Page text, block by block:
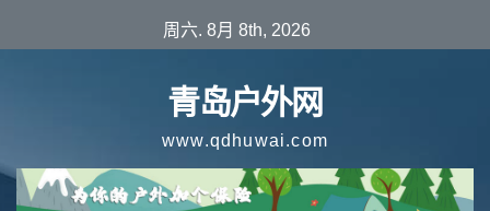
至
周六. 8月 8th, 2026
青岛户外网
www.qdhuwai.com